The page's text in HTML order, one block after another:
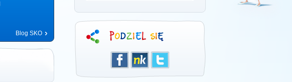
Blog SKO